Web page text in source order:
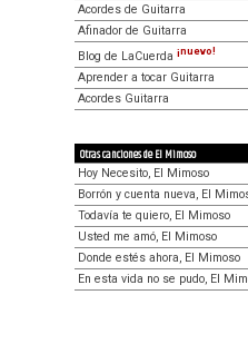
Acordes de Guitarra
Afinador de Guitarra
Blog de LaCuerda ¡nuevo!
Aprender a tocar Guitarra
Acordes Guitarra
Otras canciones de El Mimoso
Hoy Necesito, El Mimoso
Borrón y cuenta nueva, El
Todavía te quiero, El Mimoso
Usted me amó, El Mimoso
Donde estés ahora, El Mimoso
En esta vida no se pudo, El